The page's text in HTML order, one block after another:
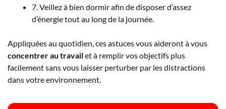
7. Veillez à bien dormir afin de disposer d’assez
d’énergie tout au long de la journée.
Appliquées au quotidien, ces astuces vous aideront à vous
concentrer au travailet à remplir vos objectifs plus
facilement sans vous laisser perturber par les distractions
dans votre environnement.